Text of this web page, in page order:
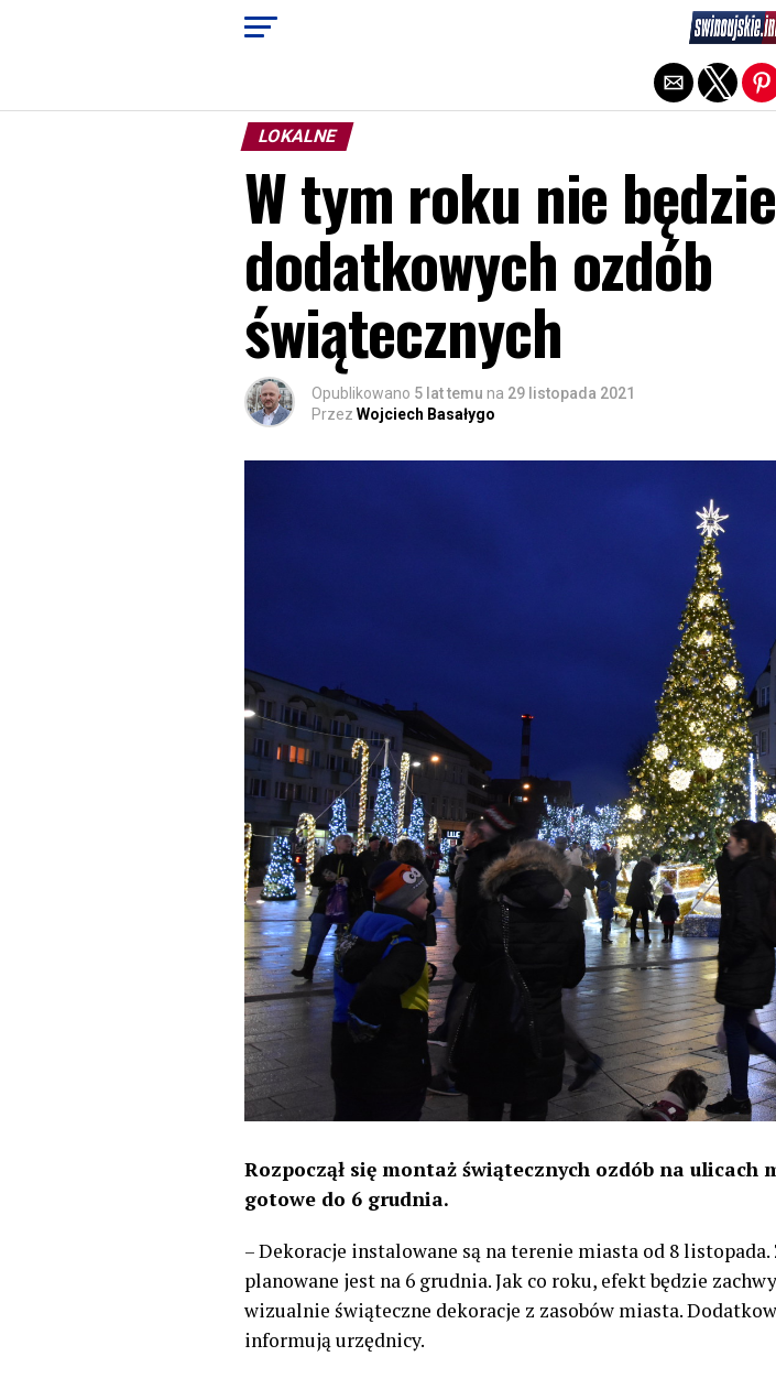
LOKALNE
W tym roku nie będzie
dodatkowych ozdób
świątecznych
Opublikowano 5 lat temu na 29 listopada 2021
Przez Wojciech Basałygo
Rozpoczął się montaż świątecznych ozdób na
gotowe do 6 grudnia.
– Dekoracje instalowane są na terenie miasta od 8
planowane jest na 6 grudnia. Jak co roku, efekt będzie
wizualnie świąteczne dekoracje z zasobów miasta.
informują urzędnicy.
Exit mobile